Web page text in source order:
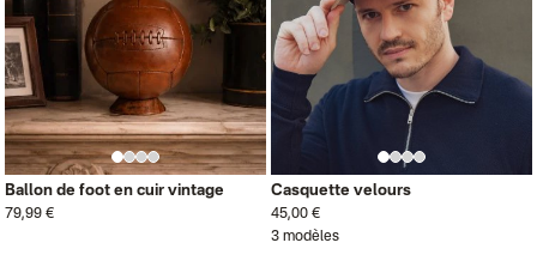
Ballon de foot en cuir vintage
79,99 €
Casquette velours
45,00 €
3 modèles